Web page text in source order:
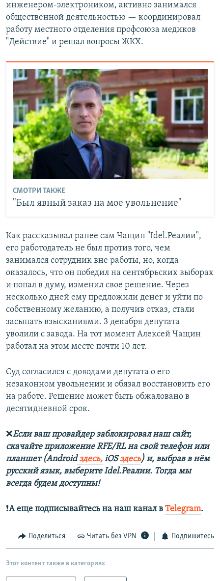
инженером-электроником, активно занимался
общественной деятельностью — координировал
работу местного отделения профсоюза медиков
"Действие" и решал вопросы ЖКХ.
СМОТРИ ТАКЖЕ
"Был явный заказ на мое увольнение"
Как рассказывал ранее сам Чащин "Idel.Реалии",
его работодатель не был против того, чем
занимался сотрудник вне работы, но, когда
оказалось, что он победил на сентябрьских выборах
и попал в думу, изменил свое решение. Через
несколько дней ему предложили денег и уйти по
собственному желанию, а получив отказ, стали
засыпать взысканиями. 3 декабря депутата
уволили с завода. На тот момент Алексей Чащин
работал на этом месте почти 10 лет.
Суд согласился с доводами депутата о его
незаконном увольнении и обязал восстановить его
на работе. Решение может быть обжаловано в
десятидневной срок.
❌Если ваш провайдер заблокировал наш сайт,
скачайте приложение RFE/RL на свой телефон или
планшет (Androidздесь, iOSздесь) и, выбрав в нём
русский язык, выберите Idel.Реалии. Тогда мы
всегда будем доступны!
❗️А еще подписывайтесь на наш канал в Telegram.
Поделиться Читать без VPN Подпишитесь
Этот контент также в категориях